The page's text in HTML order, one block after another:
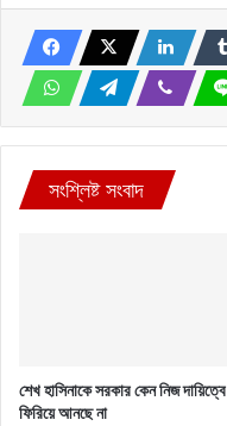
সংশ্লিষ্ট সংবাদ
শেখ হাসিনাকে সরকার কেন নিজ দায়িত্বে
ফিরিয়ে আনছে না